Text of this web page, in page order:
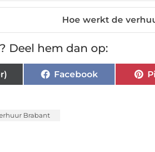
Hoe werkt de
Deel hem dan op:
Facebook
Brabant